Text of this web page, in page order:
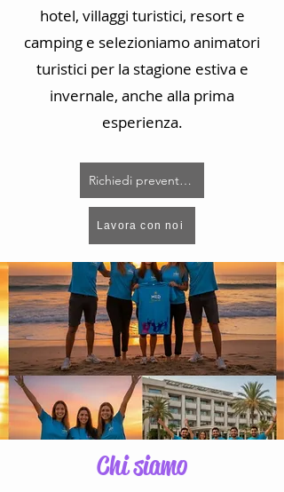
hotel, villaggi turistici, resort e
camping e selezioniamo animatori
turistici per la stagione estiva e
invernale, anche alla prima
esperienza.
Richiedi preventivo
Lavora con noi
Chi siamo